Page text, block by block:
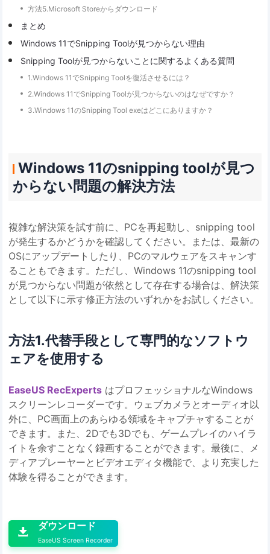
方法5.Microsoft Storeからダウンロード
まとめ
Windows 11でSnipping Toolが見つからない理由
Snipping Toolが見つからないことに関するよくある質問
1.Windows 11でSnipping Toolを復活させるには？
2.Windows 11でSnipping Toolが見つからないのはなぜですか？
3.Windows 11のSnipping Tool exeはどこにありますか？
Windows 11のsnipping toolが見つ
からない問題の解決方法
複雑な解決策を試す前に、PCを再起動し、snipping tool
が発生するかどうかを確認してください。または、最新の
OSにアップデートしたり、PCのマルウェアをスキャンす
ることもできます。ただし、Windows 11のsnipping tool
が見つからない問題が依然として存在する場合は、解決策
として以下に示す修正方法のいずれかをお試しください。
方法1.代替手段として専門的なソフトウ
ェアを使用する
EaseUS RecExperts はプロフェッショナルなWindows
スクリーンレコーダーです。ウェブカメラとオーディオ以
外に、PC画面上のあらゆる領域をキャプチャすることが
できます。また、2Dでも3Dでも、ゲームプレイのハイラ
イトを余すことなく録画することができます。最後に、メ
ディアプレーヤーとビデオエディタ機能で、より充実した
体験を得ることができます。
 ダウンロード
EaseUS Screen Recorder